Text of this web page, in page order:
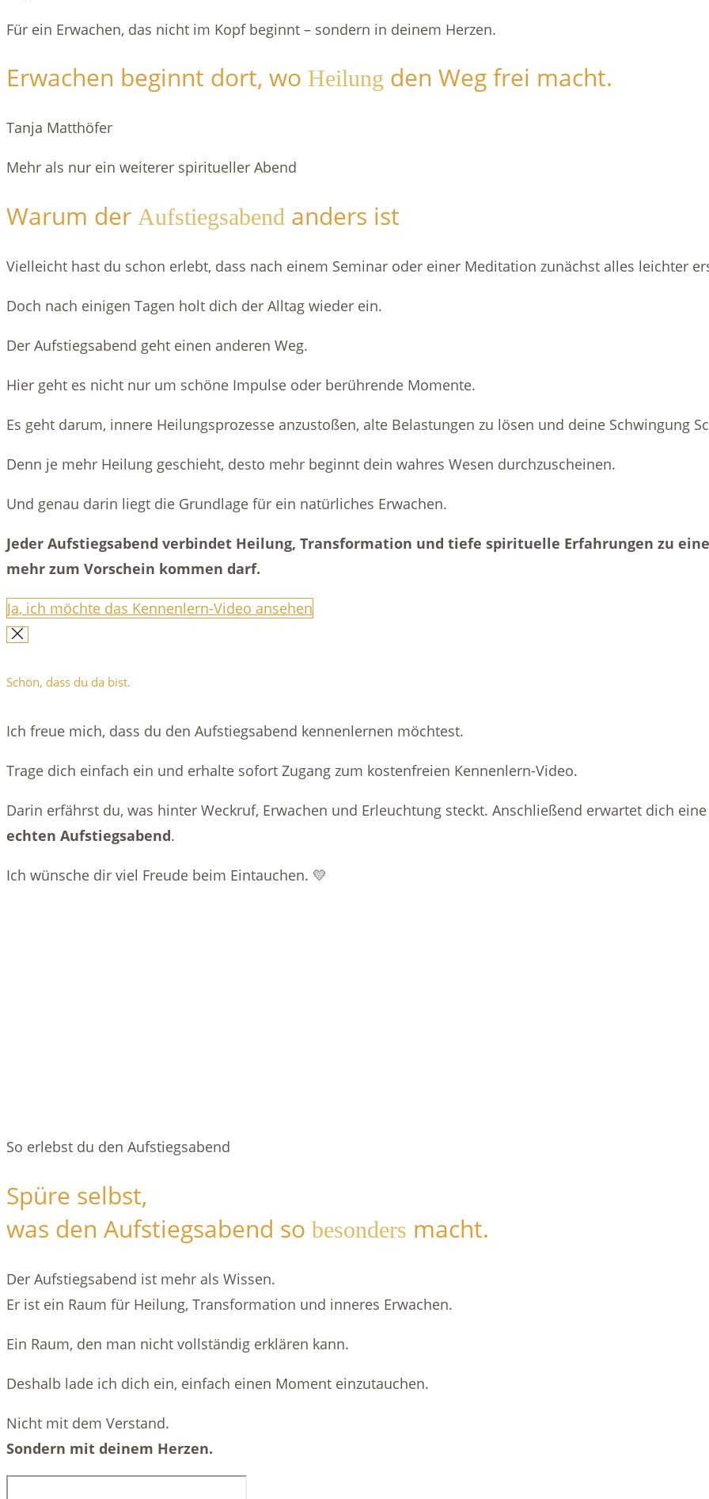
Für ein Erwachen, das nicht im Kopf beginnt – sondern in deinem Herzen.
Erwachen beginnt dort, wo Heilung den Weg frei macht.
Tanja Matthöfer
Mehr als nur ein weiterer spiritueller Abend
Warum der Aufstiegsabend anders ist
Vielleicht hast du schon erlebt, dass nach einem Seminar oder einer Meditation zunächst alles leichter
Doch nach einigen Tagen holt dich der Alltag wieder ein.
Der Aufstiegsabend geht einen anderen Weg.
Hier geht es nicht nur um schöne Impulse oder berührende Momente.
Es geht darum, innere Heilungsprozesse anzustoßen, alte Belastungen zu lösen und deine Schwingung
Denn je mehr Heilung geschieht, desto mehr beginnt dein wahres Wesen durchzuscheinen.
Und genau darin liegt die Grundlage für ein natürliches Erwachen.
Jeder Aufstiegsabend verbindet Heilung, Transformation und tiefe spirituelle Erfahrungen zu
mehr zum Vorschein kommen darf.
Ja, ich möchte das Kennenlern-Video ansehen
Schön, dass du da bist.
Ich freue mich, dass du den Aufstiegsabend kennenlernen möchtest.
Trage dich einfach ein und erhalte sofort Zugang zum kostenfreien Kennenlern-Video.
Darin erfährst du, was hinter Weckruf, Erwachen und Erleuchtung steckt. Anschließend erwartet dich
echten Aufstiegsabend.
Ich wünsche dir viel Freude beim Eintauchen. 💛
So erlebst du den Aufstiegsabend
Spüre selbst,
was den Aufstiegsabend so besonders macht.
Der Aufstiegsabend ist mehr als Wissen.
Er ist ein Raum für Heilung, Transformation und inneres Erwachen.
Ein Raum, den man nicht vollständig erklären kann.
Deshalb lade ich dich ein, einfach einen Moment einzutauchen.
Nicht mit dem Verstand.
Sondern mit deinem Herzen.